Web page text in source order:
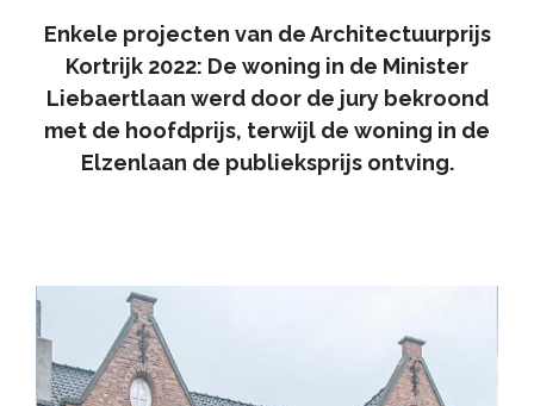
Enkele projecten van de Architectuurprijs
Kortrijk 2022: De woning in de Minister
Liebaertlaan werd door de jury bekroond
met de hoofdprijs, terwijl de woning in de
Elzenlaan de publieksprijs ontving.